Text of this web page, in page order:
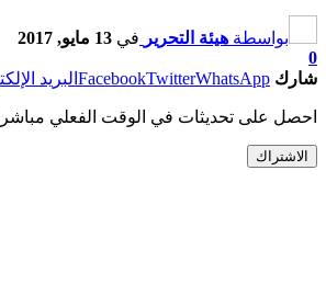
بواسطة هيئة التحرير في 13 مايو, 2017
0
شارك
FacebookTwitterWhatsApp البريد
احصل على تحديثات في الوقت الفعلي
الاشتراك